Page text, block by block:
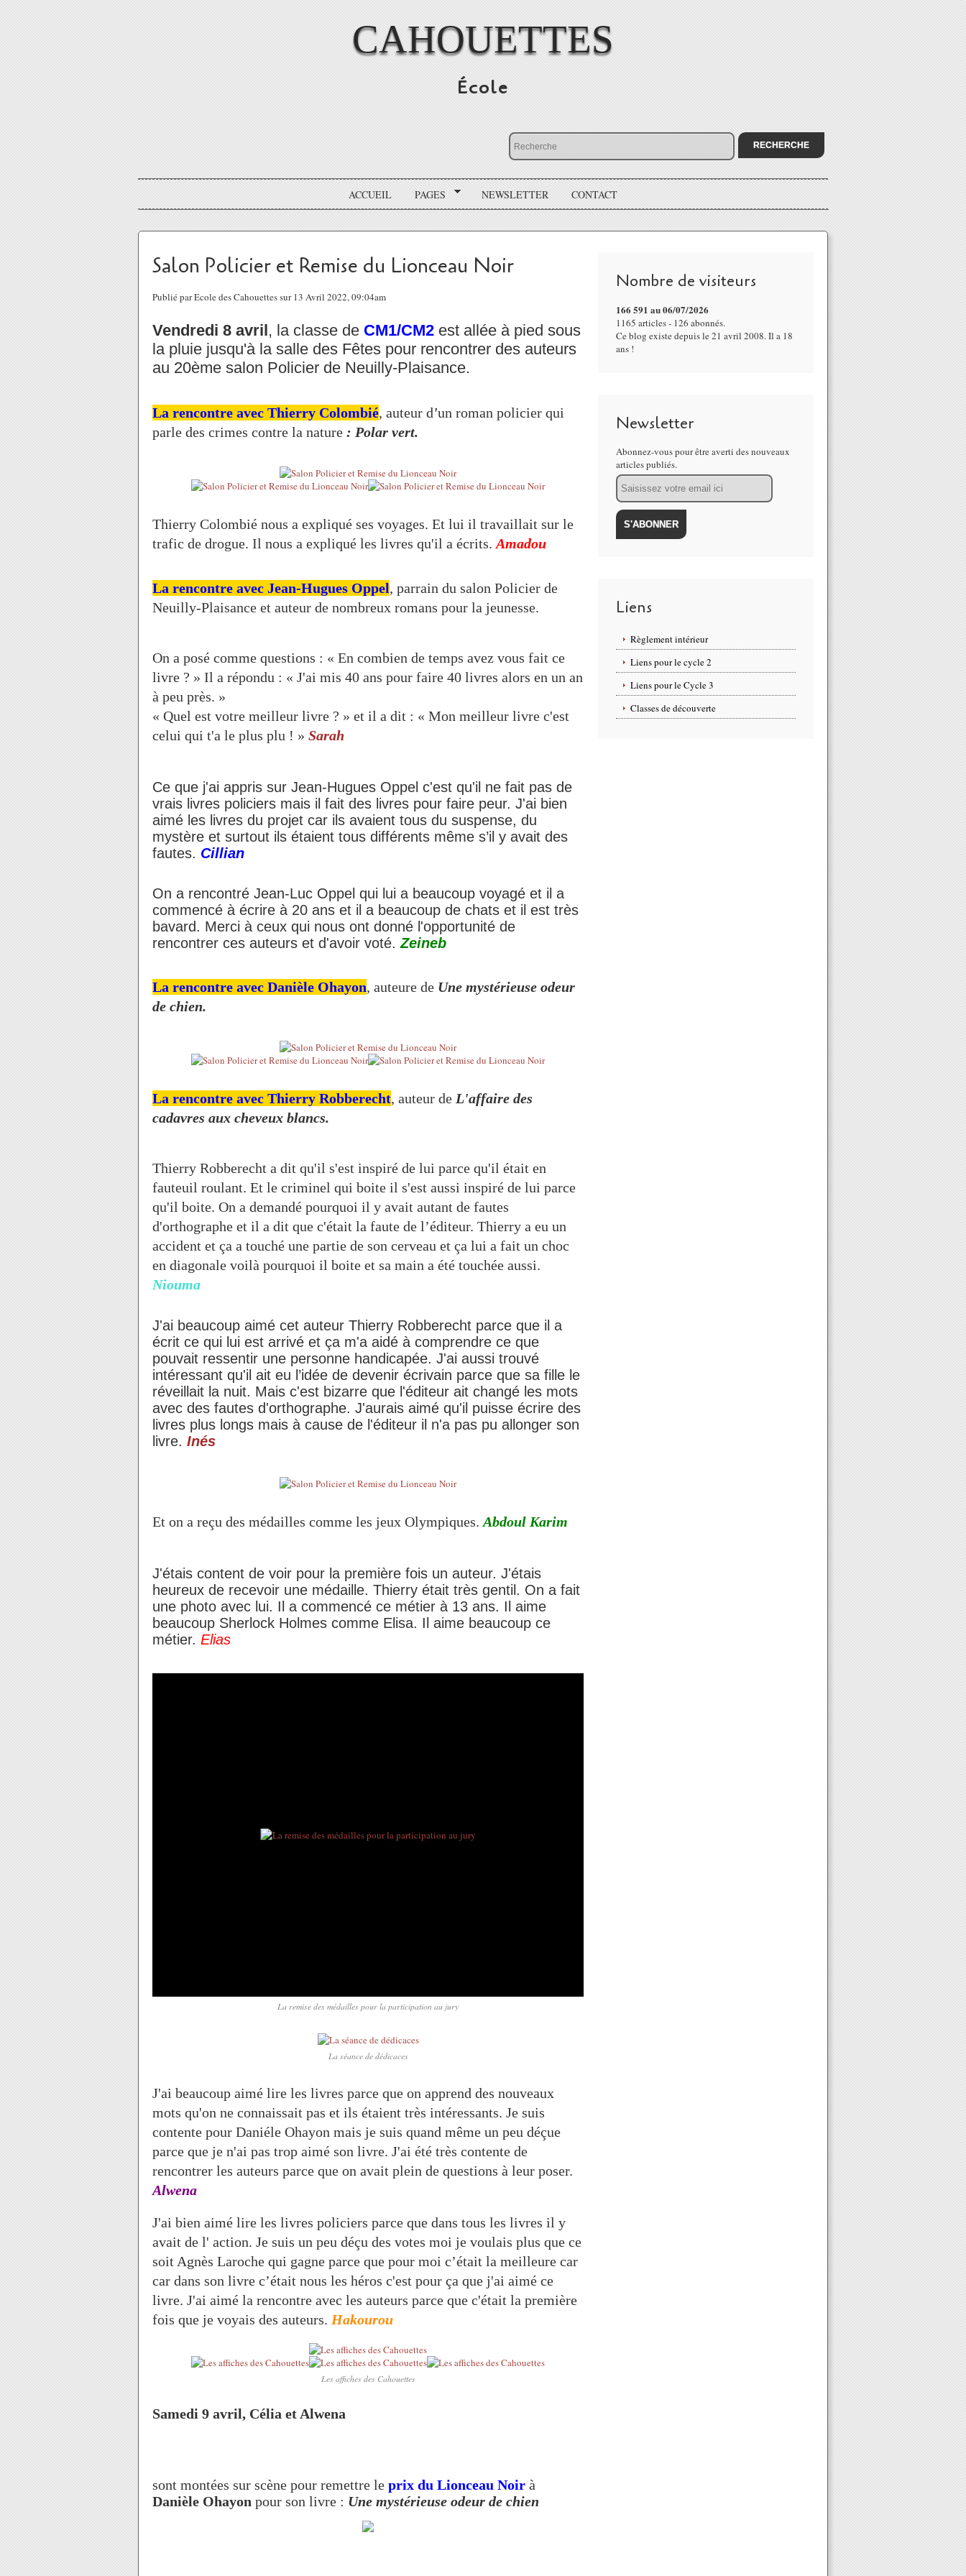
CAHOUETTES
École
ACCUEIL PAGES NEWSLETTER CONTACT
Salon Policier et Remise du Lionceau Noir
Publié par Ecole des Cahouettes sur 13 Avril 2022, 09:04am
Vendredi 8 avril, la classe de CM1/CM2 est allée à pied sous
la pluie jusqu'à la salle des Fêtes pour rencontrer des auteurs
au 20ème salon Policier de Neuilly-Plaisance.
La rencontre avec Thierry Colombié, auteur d'un roman policier qui
parle des crimes contre la nature : Polar vert.
Thierry Colombié nous a expliqué ses voyages. Et lui il travaillait sur le
trafic de drogue. Il nous a expliqué les livres qu'il a écrits. Amadou
La rencontre avec Jean-Hugues Oppel, parrain du salon Policier de
Neuilly-Plaisance et auteur de nombreux romans pour la jeunesse.
On a posé comme questions : « En combien de temps avez vous fait ce
livre ? » Il a répondu : « J'ai mis 40 ans pour faire 40 livres alors en un an
à peu près. »
« Quel est votre meilleur livre ? » et il a dit : « Mon meilleur livre c'est
celui qui t'a le plus plu ! » Sarah
Ce que j'ai appris sur Jean-Hugues Oppel c'est qu'il ne fait pas de
vrais livres policiers mais il fait des livres pour faire peur. J'ai bien
aimé les livres du projet car ils avaient tous du suspense, du
mystère et surtout ils étaient tous différents même s’il y avait des
fautes. Cillian
On a rencontré Jean-Luc Oppel qui lui a beaucoup voyagé et il a
commencé à écrire à 20 ans et il a beaucoup de chats et il est très
bavard. Merci à ceux qui nous ont donné l'opportunité de
rencontrer ces auteurs et d'avoir voté.Zeineb
La rencontre avec Danièle Ohayon, auteure de Une mystérieuse odeur
de chien.
La rencontre avec Thierry Robberecht, auteur de L'affaire des
cadavres aux cheveux blancs.
Thierry Robberecht a dit qu'il s'est inspiré de lui parce qu'il était en
fauteuil roulant. Et le criminel qui boite il s'est aussi inspiré de lui parce
qu'il boite. On a demandé pourquoi il y avait autant de fautes
d'orthographe et il a dit que c'était la faute de l’éditeur. Thierry a eu un
accident et ça a touché une partie de son cerveau et ça lui a fait un choc
en diagonale voilà pourquoi il boite et sa main a été touchée aussi.
Niouma
J'ai beaucoup aimé cet auteur Thierry Robberecht parce que il a
écrit ce qui lui est arrivé et ça m'a aidé à comprendre ce que
pouvait ressentir une personne handicapée. J'ai aussi trouvé
intéressant qu'il ait eu l’idée de devenir écrivain parce que sa fille le
réveillait la nuit. Mais c'est bizarre que l'éditeur ait changé les mots
avec des fautes d'orthographe. J'aurais aimé qu'il puisse écrire des
livres plus longs mais à cause de l'éditeur il n'a pas pu allonger son
livre. Inés
Et on a reçu des médailles comme les jeux Olympiques. Abdoul Karim
J'étais content de voir pour la première fois un auteur. J'étais
heureux de recevoir une médaille. Thierry était très gentil. On a fait
une photo avec lui. Il a commencé ce métier à 13 ans. Il aime
beaucoup Sherlock Holmes comme Elisa. Il aime beaucoup ce
métier. Elias
La remise des médailles pour la participation au jury
La séance de dédicaces
J'ai beaucoup aimé lire les livres parce que on apprend des nouveaux
mots qu'on ne connaissait pas et ils étaient très intéressants. Je suis
contente pour Daniéle Ohayon mais je suis quand même un peu déçue
parce que je n'ai pas trop aimé son livre. J'ai été très contente de
rencontrer les auteurs parce que on avait plein de questions à leur poser.
Alwena
J'ai bien aimé lire les livres policiers parce que dans tous les livres il y
avait de l' action. Je suis un peu déçu des votes moi je voulais plus que ce
soit Agnès Laroche qui gagne parce que pour moi c’était la meilleure car
car dans son livre c’était nous les héros c'est pour ça que j'ai aimé ce
livre. J'ai aimé la rencontre avec les auteurs parce que c'était la première
fois que je voyais des auteurs. Hakourou
Les affiches des Cahouettes
Samedi 9 avril, Célia et Alwena
sont montées sur scène pour remettre le prix du Lionceau Noir à
Danièle Ohayon pour son livre : Une mystérieuse odeur de chien
Nombre de visiteurs
166 591 au 06/07/2026
1165 articles - 126 abonnés.
Ce blog existe depuis le 21 avril 2008. Il a 18
ans !
Newsletter
Abonnez-vous pour être averti des nouveaux
articles publiés.
Email
Liens
Règlement intérieur
Liens pour le cycle 2
Liens pour le Cycle 3
Classes de découverte